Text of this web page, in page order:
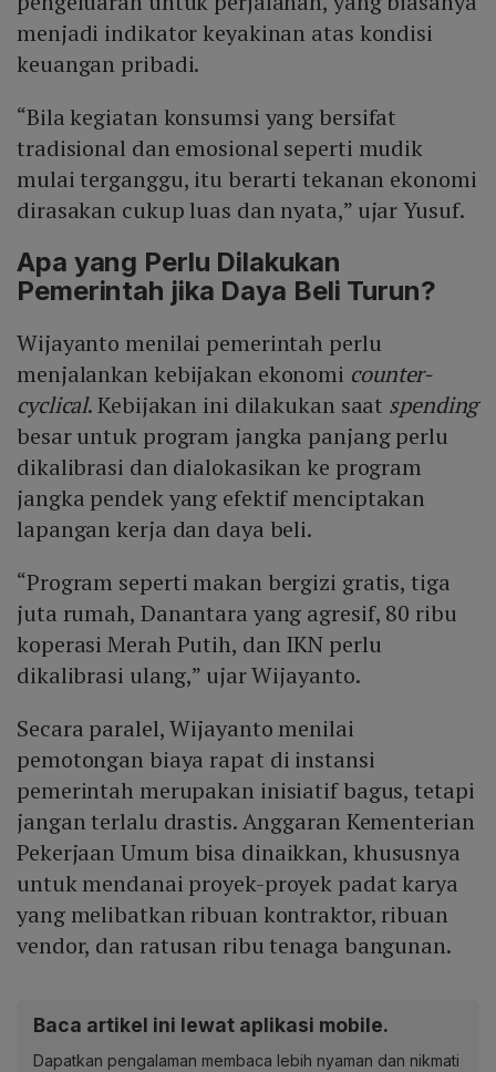
menjadi indikator keyakinan atas kondisi
keuangan pribadi.
“Bila kegiatan konsumsi yang bersifat
tradisional dan emosional seperti mudik
mulai terganggu, itu berarti tekanan ekonomi
dirasakan cukup luas dan nyata,” ujar Yusuf.
Apa yang Perlu Dilakukan
Pemerintah jika Daya Beli Turun?
Wijayanto menilai pemerintah perlu
menjalankan kebijakan ekonomi counter-
cyclical. Kebijakan ini dilakukan saat spending
besar untuk program jangka panjang perlu
dikalibrasi dan dialokasikan ke program
jangka pendek yang efektif menciptakan
lapangan kerja dan daya beli.
“Program seperti makan bergizi gratis, tiga
juta rumah, Danantara yang agresif, 80 ribu
koperasi Merah Putih, dan IKN perlu
dikalibrasi ulang,” ujar Wijayanto.
Secara paralel, Wijayanto menilai
pemotongan biaya rapat di instansi
pemerintah merupakan inisiatif bagus, tetapi
jangan terlalu drastis. Anggaran Kementerian
Pekerjaan Umum bisa dinaikkan, khususnya
untuk mendanai proyek-proyek padat karya
yang melibatkan ribuan kontraktor, ribuan
vendor, dan ratusan ribu tenaga bangunan.
Baca artikel ini lewat aplikasi mobile.
Dapatkan pengalaman membaca lebih nyaman dan nikmati